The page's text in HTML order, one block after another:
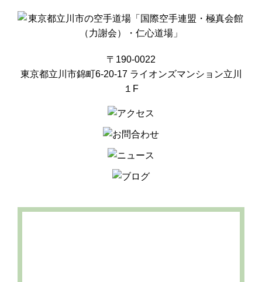
〒190-0022
東京都立川市錦町6-20-17 ライオンズマンション立川
１F